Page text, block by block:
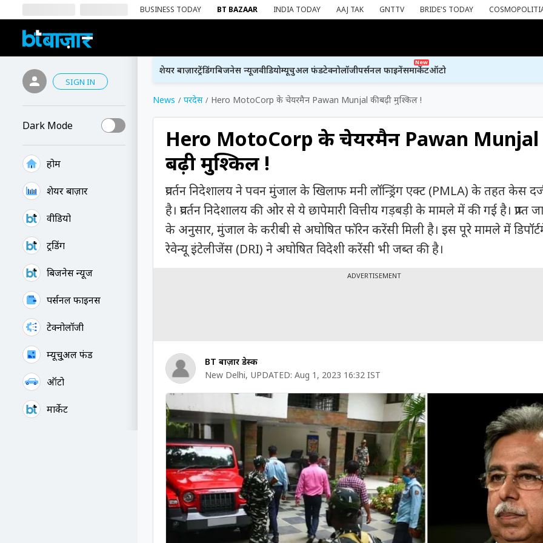
BUSINESS TODAY BT BAZAAR INDIA TODAY AAJ TAK GNTTV BRIDE'S TODAY
SIGN IN
Dark Mode
होम
शेयर बाज़ार
वीडियो
ट्रेंडिंग
बिजनेस न्यूज
पर्सनल फाइनेंस
टेक्नोलॉजी
म्यूचु्अल फंड
ऑटो
मार्केट
शेयर बाज़ारट्रेंडिंगबिजनेस न्यूजवीडियोम्यूचुअल फंडटेक्नोलॉजीपर्सनल फाइनेंस
New
मार्केटऑटो
News परदेस Hero MotoCorp के चेयरमैन Pawan Munjal की बढ़ी मुश्किल !
Hero MotoCorp के चेयरमैन Pawan Munjal
बढ़ी मुश्किल !
प्रवर्तन निदेशालय ने पवन मुंजाल के खिलाफ मनी लॉन्ड्रिंग एक्ट (PMLA) के तहत केस
है। प्रवर्तन निदेशालय की ओर से ये छापेमारी वित्तीय गड़बड़ी के मामले में की गई है। प्राप्त
के अनुसार, मुंजाल के करीबी से अघोषित फॉरेन करेंसी मिली है। इस पूरे मामले में
रेवेन्यू इंटेलीजेंस (DRI) ने अघोषित विदेशी करेंसी भी जब्त की है।
ADVERTISEMENT
BT बाज़ार डेस्क
New Delhi, UPDATED: Aug 1, 2023 16:32 IST